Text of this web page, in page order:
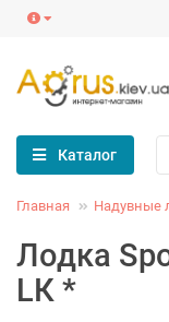
Каталог
Главная Надувные
Лодка
LК *